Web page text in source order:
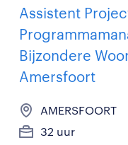
Assistent
Bijzondere
Amersfoort
AMERSFOORT
32 uur